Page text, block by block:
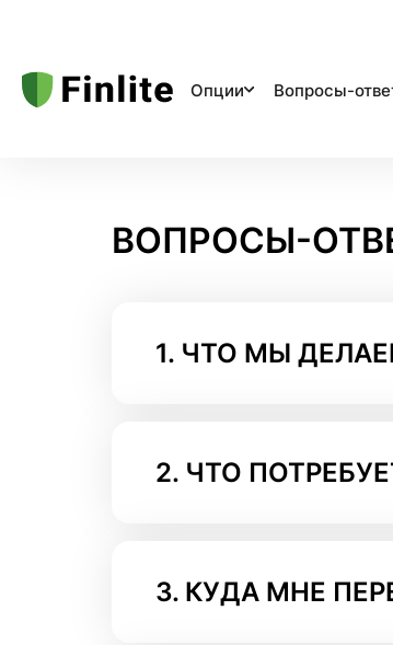
Опции Вопросы-
ВОПРОСЫ-
1. ЧТО МЫ
2. ЧТО
3. КУДА МНЕ